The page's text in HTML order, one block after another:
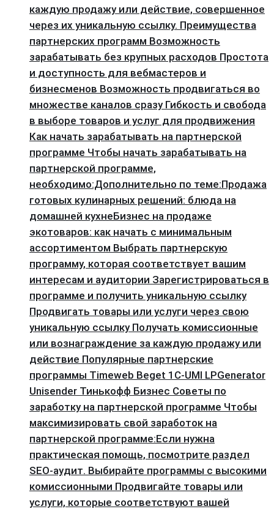
каждую продажу или действие, совершенное
через их уникальную ссылку. Преимущества
партнерских программ Возможность
зарабатывать без крупных расходов Простота
и доступность для вебмастеров и
бизнесменов Возможность продвигаться во
множестве каналов сразу Гибкость и свобода
в выборе товаров и услуг для продвижения
Как начать зарабатывать на партнерской
программе Чтобы начать зарабатывать на
партнерской программе,
необходимо:Дополнительно по теме:Продажа
готовых кулинарных решений: блюда на
домашней кухнеБизнес на продаже
экотоваров: как начать с минимальным
ассортиментом Выбрать партнерскую
программу, которая соответствует вашим
интересам и аудитории Зарегистрироваться в
программе и получить уникальную ссылку
Продвигать товары или услуги через свою
уникальную ссылку Получать комиссионные
или вознаграждение за каждую продажу или
действие Популярные партнерские
программы Timeweb Beget 1C-UMI LPGenerator
Unisender Тинькофф Бизнес Советы по
заработку на партнерской программе Чтобы
максимизировать свой заработок на
партнерской программе:Если нужна
практическая помощь, посмотрите раздел
SEO-аудит. Выбирайте программы с высокими
комиссионными Продвигайте товары или
услуги, которые соответствуют вашей